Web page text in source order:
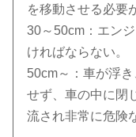
を移動させる必要
30～50cm：エン
ければならない。
50cm～：車が浮
せず、車の中に閉
流され非常に危険